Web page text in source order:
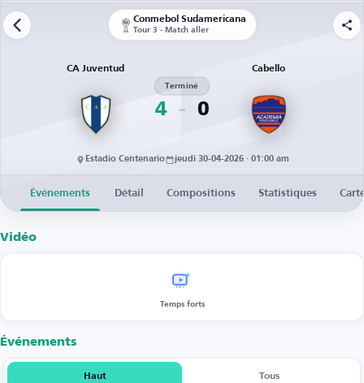
Conmebol Sudamericana
Tour 3 - Match aller
CA Juventud
4
Terminé
0
Cabello
Estadio Centenario jeudi 30-04-2026 · 01:00 am
Événements Détail Compositions Statistiques
Vidéo
Temps forts
Événements
Haut Tous